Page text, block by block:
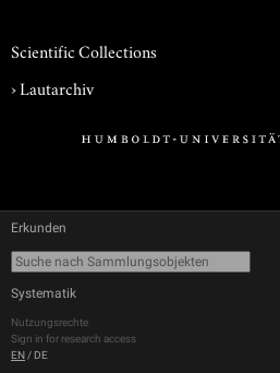
Scientific Collections
›Lautarchiv
Erkunden
Systematik
Nutzungsrechte
Sign in for research access
EN / DE